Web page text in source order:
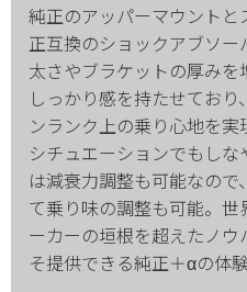
純正のアッパーマウント
正互換のショックアブソ
太さやブラケットの厚み
しっかり感を持たせてお
ンランク上の乗り心地を
シチュエーションでもし
は減衰力調整も可能なの
て乗り味の調整も可能。
ーカーの垣根を超えたノ
そ提供できる純正＋αの体験